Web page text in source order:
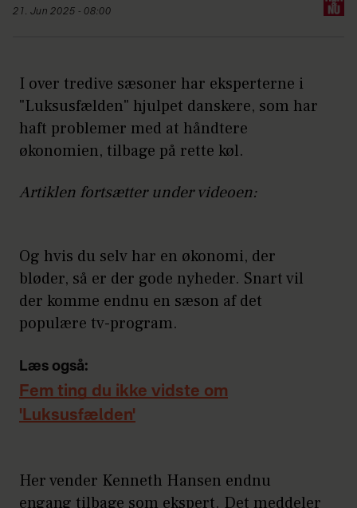
21. Jun 2025 - 08:00
I over tredive sæsoner har eksperterne i
"Luksusfælden" hjulpet danskere, som har
haft problemer med at håndtere
økonomien, tilbage på rette køl.
Artiklen fortsætter under videoen:
Og hvis du selv har en økonomi, der
bløder, så er der gode nyheder. Snart vil
der komme endnu en sæson af det
populære tv-program.
Læs også:
Fem ting du ikke vidste om
'Luksusfælden'
Her vender Kenneth Hansen endnu
engang tilbage som ekspert. Det meddeler